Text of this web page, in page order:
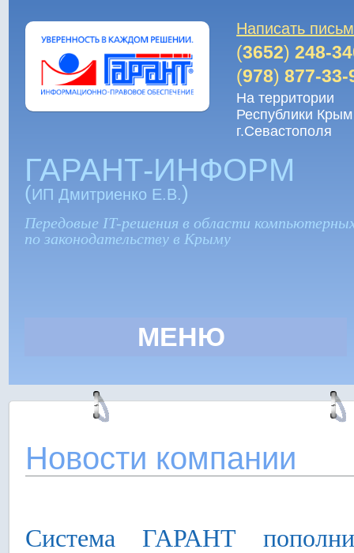
Написать
(3652) 248-
(978) 877-
На территории
Республики
г.Севастополя
ГАРАНТ-ИНФОРМ
(ИП Дмитриенко Е.В.)
Передовые IT-решения в области
по законодательству в Крыму
МЕНЮ
Новости компании
Система ГАРАНТ